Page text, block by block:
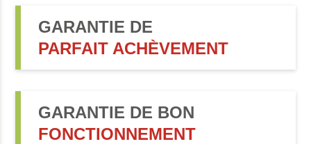
GARANTIE DE
PARFAIT ACHÈVEMENT
GARANTIE DE BON
FONCTIONNEMENT